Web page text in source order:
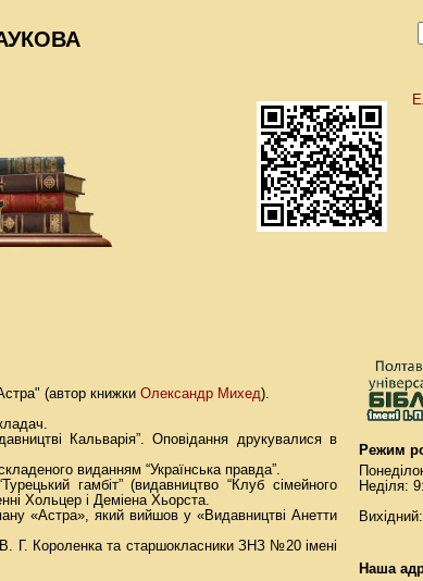
(автор книжки Олександр Михед).
Кальварія”. Оповідання друкувалися в
виданням “Українська правда”.
гамбіт” (видавництво “Клуб сімейного
Хольцер і Деміена Хьорста.
«Астра», який вийшов у «Видавництві Анетти
Г. Короленка та старшокласники ЗНЗ №20 імені
Режим
Неділя:
Наша